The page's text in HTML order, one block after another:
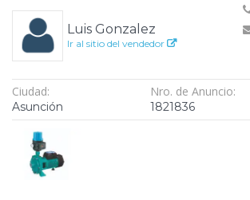
Luis Gonzalez
Ir al sitio del vendedor
Ciudad:
Asunción
Nro. de Anuncio:
1821836